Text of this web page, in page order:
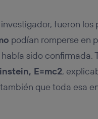
fueron
podían romperse en
sido confirmada.
E=mc2,
que toda esa